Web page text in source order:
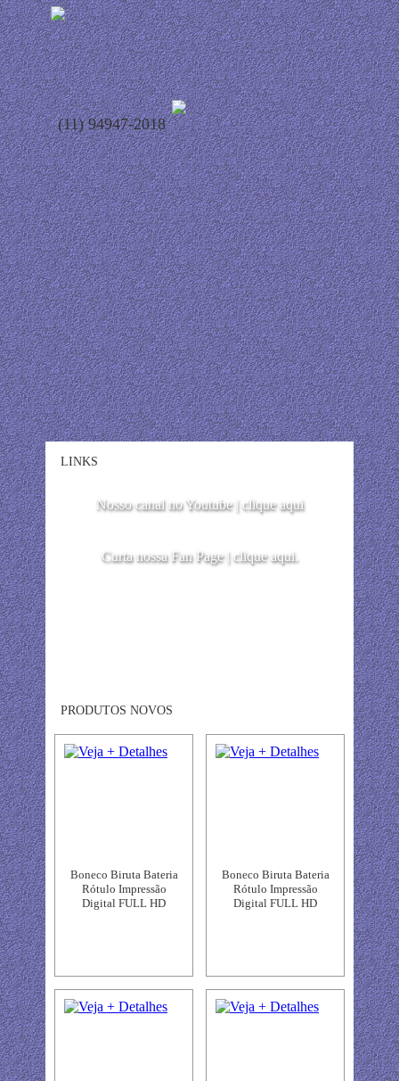
(11) 94947-2018
LINKS
Nosso canal no Youtube | clique aqui
Curta nossa Fan Page | clique aqui.
PRODUTOS NOVOS
Boneco Biruta Bateria
Rótulo Impressão
Digital FULL HD
Boneco Biruta Bateria
Rótulo Impressão
Digital FULL HD